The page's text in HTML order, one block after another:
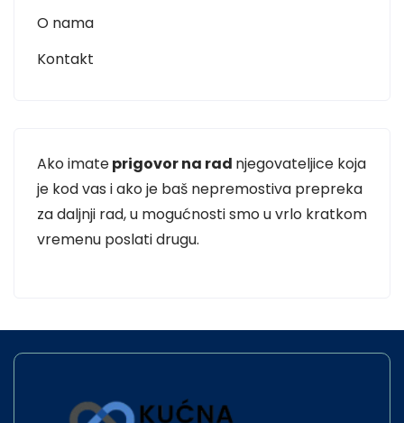
O nama
Kontakt
Ako imateprigovor na rad njegovateljice koja
je kod vas i ako je baš nepremostiva prepreka
za daljnji rad, u mogućnosti smo u vrlo kratkom
vremenu poslati drugu.